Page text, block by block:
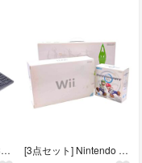
DELL デル Inspiron 3647 デスクトップPC パソコン Core i5-4440S 2.8GHz/RAM8GB/HDD 1TB/Windows 10 Home D09S マウス・キーボード・スピーカー付き [3点セット] Nintendo Wii 本体 RVL-S-WD / マリオカート ハンドル / バランスボード